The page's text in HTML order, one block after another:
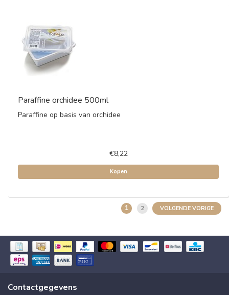
Paraffine orchidee 500ml
Paraffine op basis van orchidee
€8,22
Kopen
1 2 VOLGENDE VORIGE
Contactgegevens